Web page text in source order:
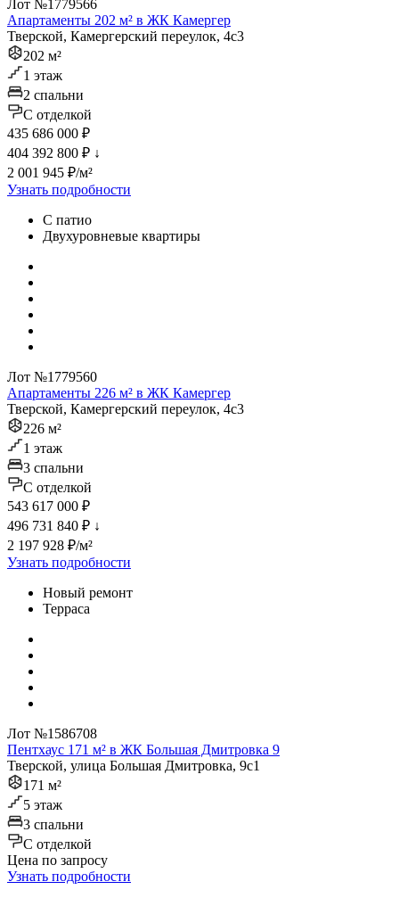
Лот №1779566
Апартаменты 202 м² в ЖК Камергер
Тверской, Камергерский переулок, 4с3
202 м²
1 этаж
2 спальни
C отделкой
435 686 000 ₽
404 392 800 ₽ ↓
2 001 945 ₽/м²
Узнать подробности
С патио
Двухуровневые квартиры
Лот №1779560
Апартаменты 226 м² в ЖК Камергер
Тверской, Камергерский переулок, 4с3
226 м²
1 этаж
3 спальни
C отделкой
543 617 000 ₽
496 731 840 ₽ ↓
2 197 928 ₽/м²
Узнать подробности
Новый ремонт
Терраса
Лот №1586708
Пентхаус 171 м² в ЖК Большая Дмитровка 9
Тверской, улица Большая Дмитровка, 9с1
171 м²
5 этаж
3 спальни
C отделкой
Цена по запросу
Узнать подробности